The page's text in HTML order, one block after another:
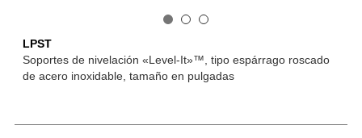
LPST
Soportes de nivelación «Level-It»™, tipo espárrago roscado
de acero inoxidable, tamaño en pulgadas